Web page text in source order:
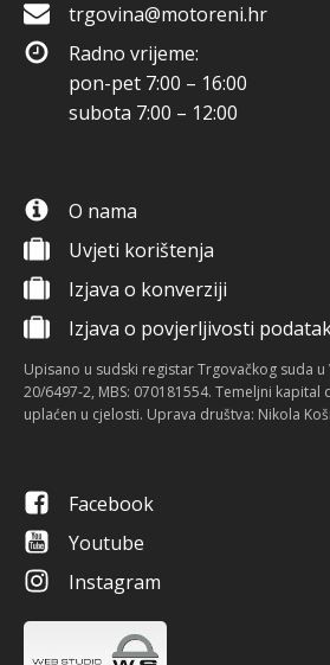
trgovina@motoreni.hr
Radno vrijeme:
pon-pet 7:00 – 16:00
subota 7:00 – 12:00
O nama
Uvjeti korištenja
Izjava o konverziji
Izjava o povjerljivosti
Upisano u sudski registar Trgovačkog suda
20/6497-2, MBS: 070181554. Temeljni kapital
uplaćen u cjelosti. Uprava društva: Nikola
Facebook
Youtube
Instagram